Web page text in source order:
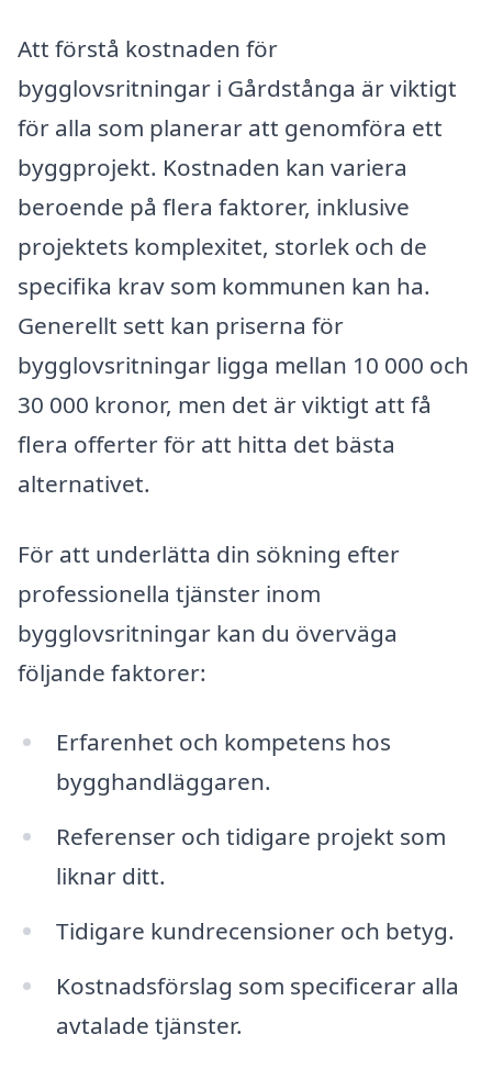
Att förstå kostnaden för
bygglovsritningar i Gårdstånga är viktigt
för alla som planerar att genomföra ett
byggprojekt. Kostnaden kan variera
beroende på flera faktorer, inklusive
projektets komplexitet, storlek och de
specifika krav som kommunen kan ha.
Generellt sett kan priserna för
bygglovsritningar ligga mellan 10 000 och
30 000 kronor, men det är viktigt att få
flera offerter för att hitta det bästa
alternativet.
För att underlätta din sökning efter
professionella tjänster inom
bygglovsritningar kan du överväga
följande faktorer:
Erfarenhet och kompetens hos
bygghandläggaren.
Referenser och tidigare projekt som
liknar ditt.
Tidigare kundrecensioner och betyg.
Kostnadsförslag som specificerar alla
avtalade tjänster.